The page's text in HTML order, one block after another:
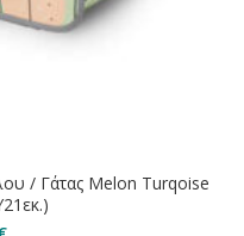
/ Γάτας Melon Turqoise